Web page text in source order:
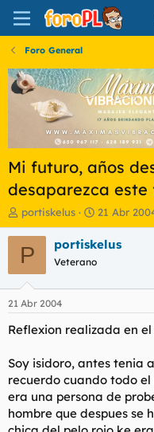
Foro General
Mi futuro, años
desaparezca este
I
n
i
c
a
d
o
r
l
t
e
m
a
portiskelus
F
e
c
i
n
i
o
21 Abr
P portiskelus
Veterano
21 Abr 2004
Reflexion realizada en
Soy isidoro, antes tenia
recuerdo cuando todo
era una persona de
hombre que despues se